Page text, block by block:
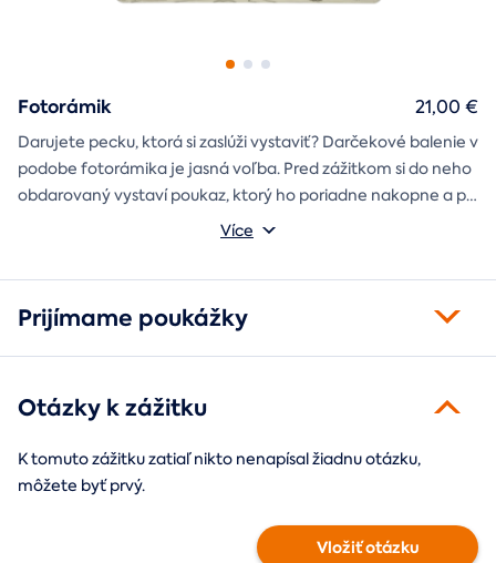
Fotorámik
Darujete pecku, ktorá si zaslúži vystaviť? Darčekové balenie v
podobe fotorámika je jasná voľba. Pred zážitkom si do neho
obdarovaný vystaví poukaz, ktorý ho poriadne nakopne a po
absolvovaní tam poputuje fotka zo zážitku, ktorá pri každom
Môžete vybrať z motívov balónový, tunelový a univerzálny
Více
21,00 €
Prijímame poukážky
Otázky k zážitku
K tomuto zážitku zatiaľ nikto nenapísal žiadnu otázku,
môžete byť prvý.
Vložiť otázku